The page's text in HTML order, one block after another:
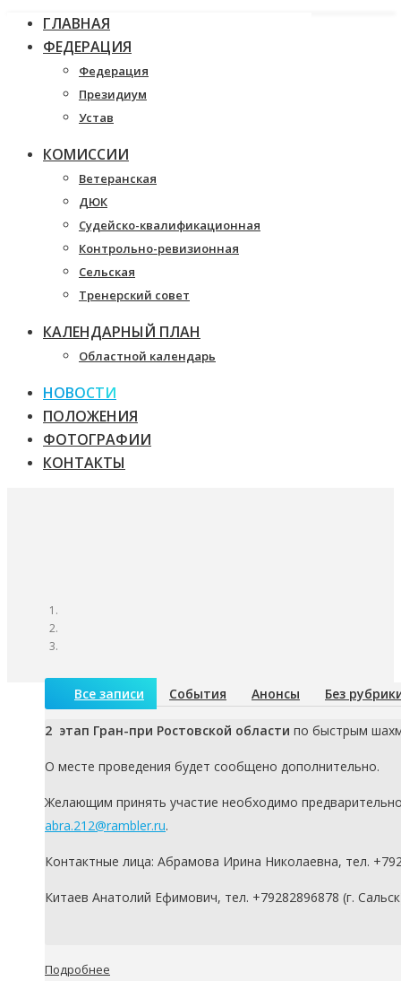
ГЛАВНАЯ
ФЕДЕРАЦИЯ
Федерация
Президиум
Устав
КОМИССИИ
Ветеранская
ДЮК
Судейско-квалификационная
Контрольно-ревизионная
Сельская
Тренерский совет
КАЛЕНДАРНЫЙ ПЛАН
Областной календарь
НОВОСТИ
ПОЛОЖЕНИЯ
ФОТОГРАФИИ
КОНТАКТЫ
Все записи События Анонсы Без
2 этап Гран-при Ростовской области по быстрым
О месте проведения будет сообщено дополнительно.
Желающим принять участие необходимо
abra.212@rambler.ru.
Контактные лица: Абрамова Ирина Николаевна, тел.
Китаев Анатолий Ефимович, тел. +79282896878 (г.
Подробнее